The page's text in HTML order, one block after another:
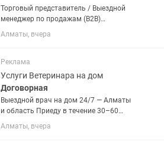
Торговый представитель / Выездной
менеджер по продажам (B2B)
Инжиниринговая компания
приглашает в команду активного и
продажам для работы со
строительными объектами,...
Алматы, вчера
Реклама
Услуги Ветеринара на дом
Договорная
Выездной врач на дом 24/7 — Алматы
и область Приеду в течение 30–60
минут Лечение и профилактика,
инфекционных и не инфекционных
Алматы, вчера